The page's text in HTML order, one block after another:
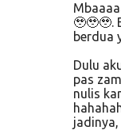
🥹🥹🥹.
berdua
Dulu
pas
nulis
jadinya,